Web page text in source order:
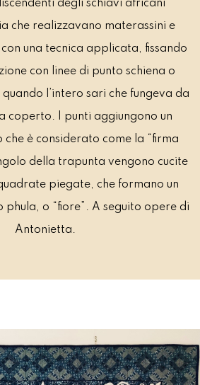
degli schiavi africani
che realizzavano materassini e
una tecnica applicata, fissando
con linee di punto schiena o
l’intero sari che fungeva da
coperto. I punti aggiungono un
che è considerato come la “firma
della trapunta vengono cucite
piegate, che formano un
o “fiore”. A seguito opere di
Antonietta.